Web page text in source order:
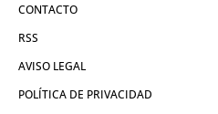
CONTACTO
RSS
AVISO LEGAL
POLÍTICA DE PRIVACIDAD